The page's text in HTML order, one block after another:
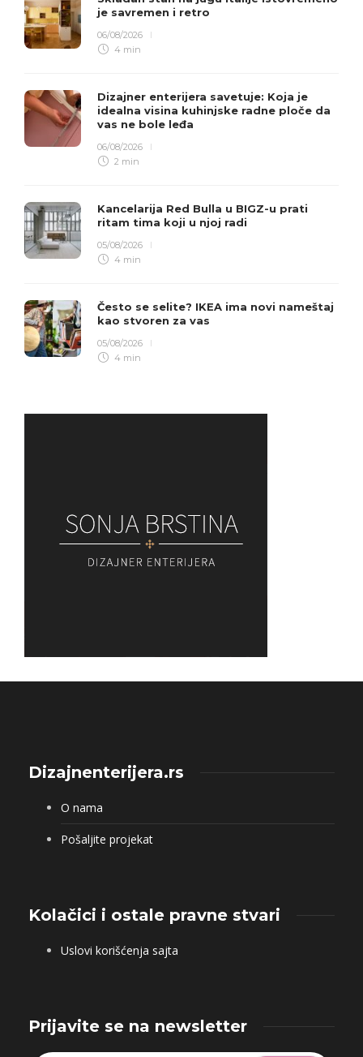
je savremen i retro
06/08/2026
4 min
Dizajner enterijera savetuje: Koja je
idealna visina kuhinjske radne ploče da
vas ne bole leđa
06/08/2026
2 min
Kancelarija Red Bulla u BIGZ-u prati
ritam tima koji u njoj radi
05/08/2026
4 min
Često se selite? IKEA ima novi nameštaj
kao stvoren za vas
05/08/2026
4 min
Dizajnenterijera.rs
O nama
Pošaljite projekat
Kolačici i ostale pravne stvari
Uslovi korišćenja sajta
Prijavite se na newsletter